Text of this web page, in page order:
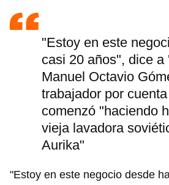
"Estoy en este
casi 20 años", dice a
Manuel Octavio
trabajador por
comenzó "haciendo
vieja lavadora
Aurika"
"Estoy en este negocio desde